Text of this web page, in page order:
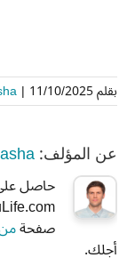
بقلم | 11/10/2025
عن المؤلف:
حاصل
صفحة
أجلك.